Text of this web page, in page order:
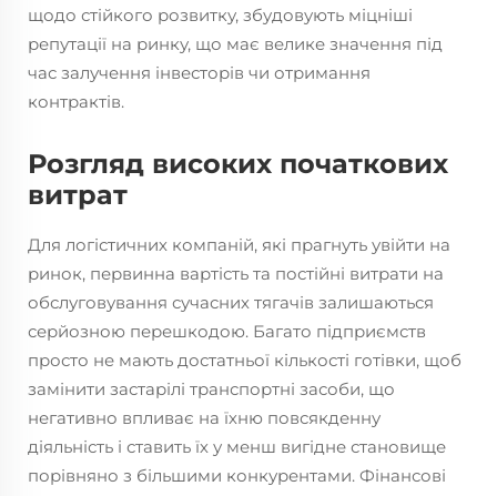
щодо стійкого розвитку, збудовують міцніші
репутації на ринку, що має велике значення під
час залучення інвесторів чи отримання
контрактів.
Розгляд високих початкових
витрат
Для логістичних компаній, які прагнуть увійти на
ринок, первинна вартість та постійні витрати на
обслуговування сучасних тягачів залишаються
серйозною перешкодою. Багато підприємств
просто не мають достатньої кількості готівки, щоб
замінити застарілі транспортні засоби, що
негативно впливає на їхню повсякденну
діяльність і ставить їх у менш вигідне становище
порівняно з більшими конкурентами. Фінансові